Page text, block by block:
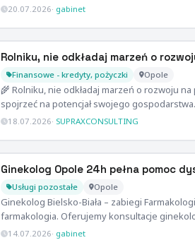
20.07.2026· gabinet
Rolniku, nie odkładaj marzeń o
Finansowe - kredyty, pożyczki Opole
🌾 Rolniku, nie odkładaj marzeń o rozwoju
spojrzeć na potencjał swojego gospodarstwa.
18.07.2026· SUPRAXCONSULTING
Ginekolog Opole 24h pełna pomoc
Usługi pozostałe Opole
Ginekolog Bielsko-Biała – zabiegi
farmakologia. Oferujemy konsultacje
14.07.2026· gabinet